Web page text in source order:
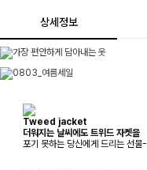
상세정보
Tweed jacket
더워지는 날씨에도 트위드 자켓을
포기 못하는 당신에게 드리는 선물-